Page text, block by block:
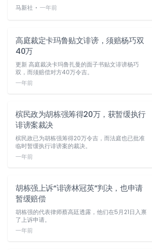
马新社 ⋅ 一年前
高庭裁定卡玛鲁贴文诽谤，须赔杨巧双
40万
更新 高庭裁决卡玛鲁扎曼的面子书贴文诽谤杨巧
双，而须赔偿对方40万令吉。
一年前
槟民政为胡栋强筹得20万，获暂缓执行
诽谤案裁决
槟民政已为胡栋强筹得20万令吉，而法庭也已批准
临时暂缓执行诽谤案的裁决。
一年前
胡栋强上诉“诽谤林冠英”判决，也申请
暂缓赔偿
胡栋强的代表律师蔡高廷透露，他们在5月21日入禀
了上诉申请。
一年前